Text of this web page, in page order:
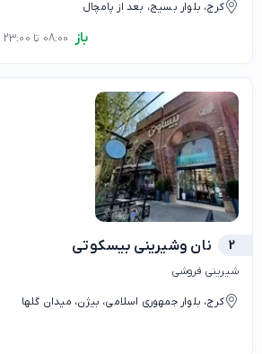
کرج، بلوار بسیج، بعد از پامچال
باز
2 نان وشیرینی بیسکوتی
شیرینی فروشی
کرج، بلوار جمهوری اسلامی، بیژن، میدان گلها